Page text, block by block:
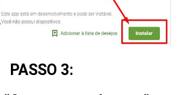
PASSO 3: